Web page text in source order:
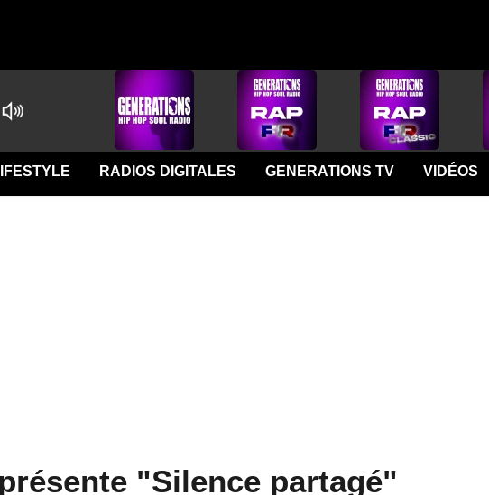
RADIOS DIGITALES GENERATIONS TV VIDÉOS
"Silence partagé"